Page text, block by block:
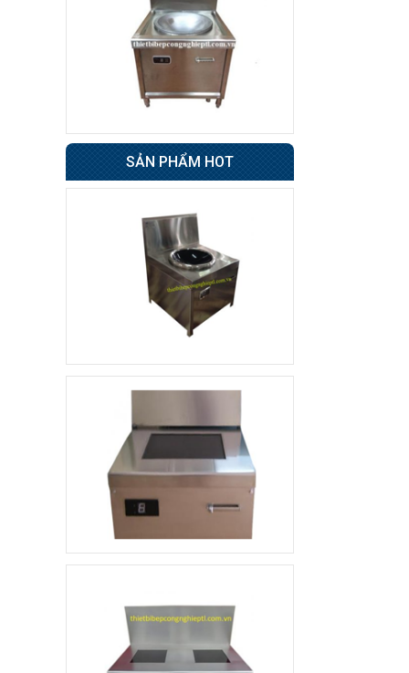
Tủ đông 6 cánh
Giá : 31.500.000 đ
Không áp
4 cánh BERJAYA
49.000.000 đ
48.500.000 đ
dụng
Xe đẩy hàng inox 1
tầng
4.800.000 đ
3.500.000 đ
dụng
Quầy pha chế trà sữa
10.000.000 đ
8.900.000 đ
dụng
Khay ăn Inox
SẢN PHẨM HOT